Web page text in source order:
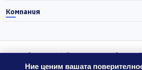
Компания
© 2026 Actiefhost. Съгласно
законодателство цените в сайта се
Ние ценим вашата